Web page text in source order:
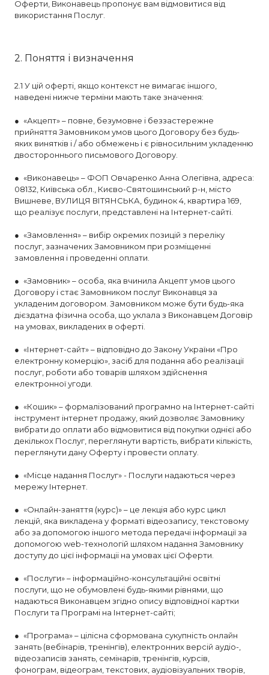
Оферти, Виконавець пропонує вам відмовитися від
використання Послуг.
2. Поняття і визначення
2.1 У цій оферті, якщо контекст не вимагає іншого,
наведені нижче терміни мають таке значення:
● «Акцепт» – повне, безумовне і беззастережне
прийняття Замовником умов цього Договору без будь-
яких винятків і / або обмежень і є рівносильним укладенню
двостороннього письмового Договору.
● «Виконавець» – ФОП Овчаренко Анна Олегівна, адреса:
08132, Київська обл., Києво-Святошинський р-н, місто
Вишневе, ВУЛИЦЯ ВІТЯНСЬКА, будинок 4, квартира 169,
що реалізує послуги, представлені на Інтернет-сайті.
● «Замовлення» – вибір окремих позицій з переліку
послуг, зазначених Замовником при розміщенні
замовлення і проведенні оплати.
● «Замовник» – особа, яка вчинила Акцепт умов цього
Договору і стає Замовником послуг Виконавця за
укладеним договором. Замовником може бути будь-яка
дієздатна фізична особа, що уклала з Виконавцем Договір
на умовах, викладених в оферті.
● «Інтернет-сайт» – відповідно до Закону України «Про
електронну комерцію», засіб для подання або реалізації
послуг, роботи або товарів шляхом здійснення
електронної угоди.
● «Кошик» – формалізований програмно на Інтернет-сайті
інструмент інтернет продажу, який дозволяє Замовнику
вибрати до оплати або відмовитися від покупки однієї або
декількох Послуг, переглянути вартість, вибрати кількість,
переглянути дану Оферту і провести оплату.
● «Місце надання Послуг» - Послуги надаються через
мережу Інтернет.
● «Онлайн-заняття (курс)» – це лекція або курс цикл
лекцій, яка викладена у форматі відеозапису, текстовому
або за допомогою іншого метода передачі інформації за
допомогою web-технологій шляхом надання Замовнику
доступу до цієї інформаціі на умовах цієї Оферти.
● «Послуги» – інформаційно-консультаційні освітні
послуги, що не обумовлені будь-якими рівнями, що
надаються Виконавцем згідно опису відповідної картки
Послуги та Програмі на Інтернет-сайті;
● «Програма» – цілісна сформована сукупність онлайн
занять (вебінарів, тренінгів), електронних версій аудіо-,
відеозаписів занять, семінарів, тренінгів, курсів,
фонограм, відеограм, текстових, аудіовізуальних творів,